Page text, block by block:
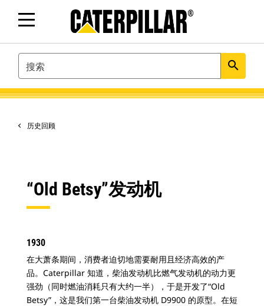
SEARCH search
历史回顾
“Old Betsy”发动机
1930
在大萧条期间，消费者迫切地需要耐用且经济高效的产
品。Caterpillar 知道，柴油发动机比燃气发动机的动力更
强劲（同时燃油消耗只有大约一半），于是开发了“Old
Betsy”，这是我们第一台柴油发动机 D9900 的原型。在短